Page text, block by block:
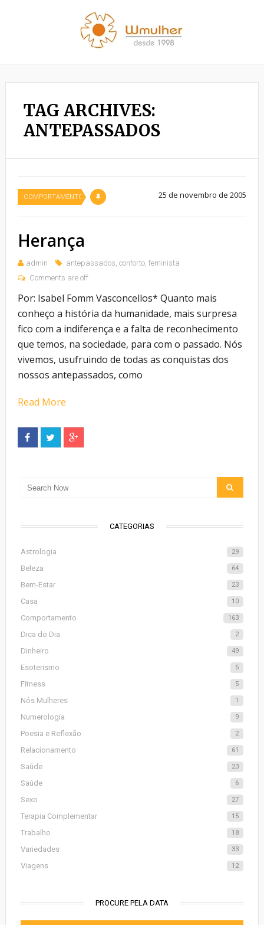
TAG ARCHIVES:
ANTEPASSADOS
COMPORTAMENTO 25 de novembro de 2005
Herança
admin antepassados, conforto, feminista
Comments are off
Por: Isabel Fomm Vasconcellos* Quanto mais
conheço a história da humanidade, mais surpresa
fico com a indiferença e a falta de reconhecimento
que temos, na sociedade, para com o passado. Nós
vivemos, usufruindo de todas as conquistas dos
nossos antepassados, como
Read More
CATEGORIAS
Astrologia 29
Beleza 64
Bem-Estar 23
Casa 10
Comportamento 163
Dica do Dia 2
Dinheiro 49
Esoterismo 5
Fitness 5
Nós Mulheres 1
Numerologia 9
Poesia e Reflexão 2
Relacionamento 61
Saúde 23
Saúde 6
Sexo 27
Terapia Complementar 15
Trabalho 18
Variedades 33
Viagens 12
PROCURE PELA DATA